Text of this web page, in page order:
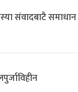
संवादबाटै समाधान